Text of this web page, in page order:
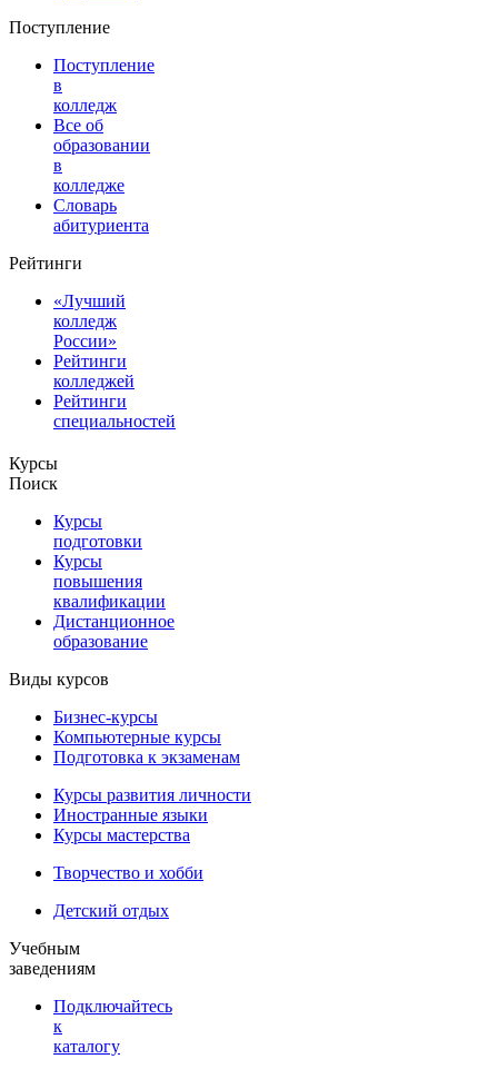
Поступление
Поступление
в
колледж
Все об
образовании
в
колледже
Словарь
абитуриента
Рейтинги
«Лучший
колледж
России»
Рейтинги
колледжей
Рейтинги
специальностей
Курсы
Поиск
Курсы
подготовки
Курсы
повышения
квалификации
Дистанционное
образование
Виды курсов
Бизнес-курсы
Компьютерные курсы
Подготовка к экзаменам
Курсы развития личности
Иностранные языки
Курсы мастерства
Творчество и хобби
Детский отдых
Учебным
заведениям
Подключайтесь
к
каталогу